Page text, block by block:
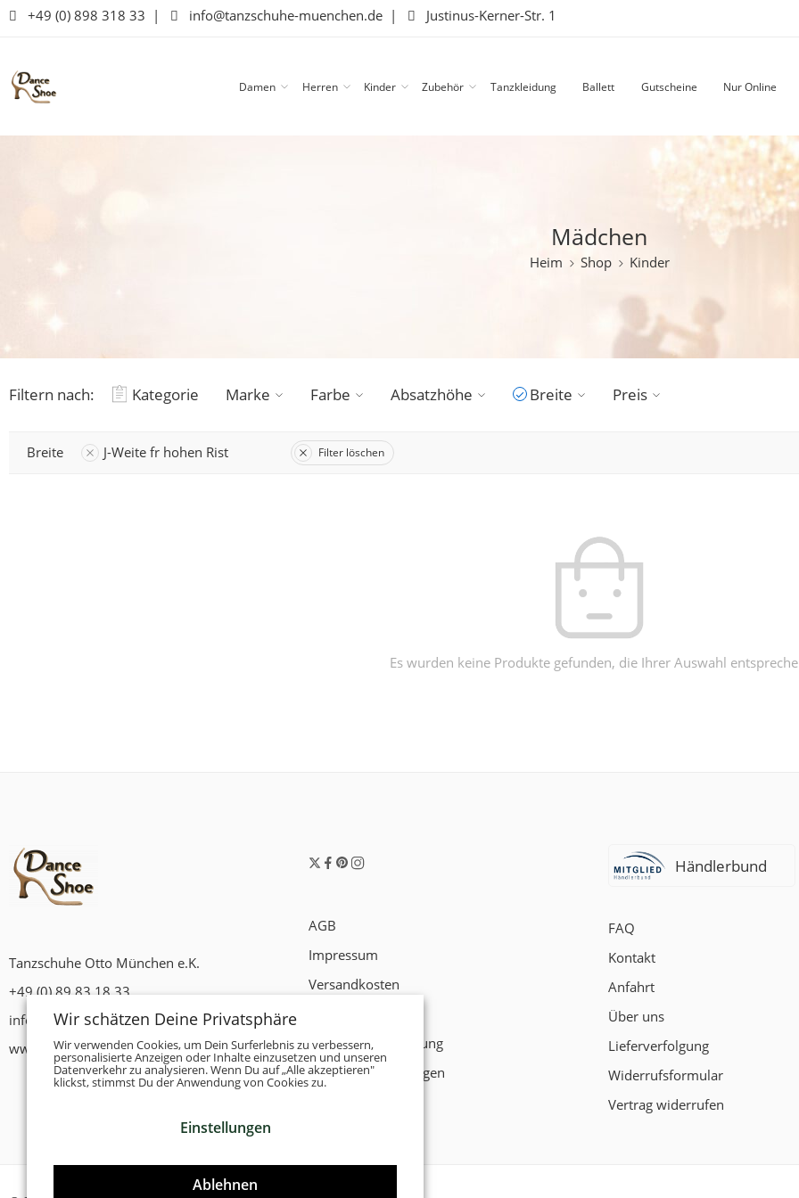
+49 (0) 898 318 33 | info@tanzschuhe-muenchen.de | Justinus-Kerner-Str. 1
Damen Herren Kinder Zubehör Tanzkleidung Ballett Gutscheine Nur Online
Mädchen
Heim Shop Kinder
Filtern nach: Kategorie Marke Farbe Absatzhöhe Breite Preis
Breite J-Weite fr hohen Rist Filter löschen
Es wurden keine Produkte gefunden, die Ihrer Auswahl
Tanzschuhe Otto München e.K.
+49 (0) 89 83 18 33
info@tanzschuhe-muenchen.de
www.tanzschuhe-muenchen.de
AGB
Impressum
Versandkosten
Datenschutzerklärung
Zahlungsbedingungen
Händlerbund
FAQ
Kontakt
Anfahrt
Über uns
Lieferverfolgung
Widerrufsformular
Vertrag widerrufen
Wir schätzen Deine Privatsphäre
Wir verwenden Cookies, um Dein Surferlebnis zu verbessern,
personalisierte Anzeigen oder Inhalte einzusetzen und unseren
Datenverkehr zu analysieren. Wenn Du auf „Alle akzeptieren"
klickst, stimmst Du der Anwendung von Cookies zu.
Einstellungen
Ablehnen